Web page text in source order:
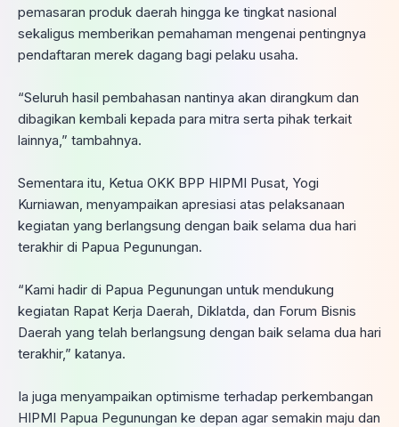
pemasaran produk daerah hingga ke tingkat nasional
sekaligus memberikan pemahaman mengenai pentingnya
pendaftaran merek dagang bagi pelaku usaha.
‎“Seluruh hasil pembahasan nantinya akan dirangkum dan
dibagikan kembali kepada para mitra serta pihak terkait
lainnya,” tambahnya.
‎Sementara itu, Ketua OKK BPP HIPMI Pusat, Yogi
Kurniawan, menyampaikan apresiasi atas pelaksanaan
kegiatan yang berlangsung dengan baik selama dua hari
terakhir di Papua Pegunungan.
‎“Kami hadir di Papua Pegunungan untuk mendukung
kegiatan Rapat Kerja Daerah, Diklatda, dan Forum Bisnis
Daerah yang telah berlangsung dengan baik selama dua hari
terakhir,” katanya.
‎Ia juga menyampaikan optimisme terhadap perkembangan
HIPMI Papua Pegunungan ke depan agar semakin maju dan